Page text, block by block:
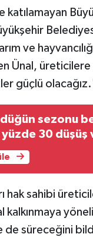
ve
Ünal,
güçlü
sezonu
30 düşüş
hak sahibi
de süreceğini